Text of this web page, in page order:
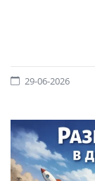
29-06-2026